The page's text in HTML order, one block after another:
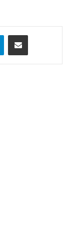
TelegramCondividi via Email